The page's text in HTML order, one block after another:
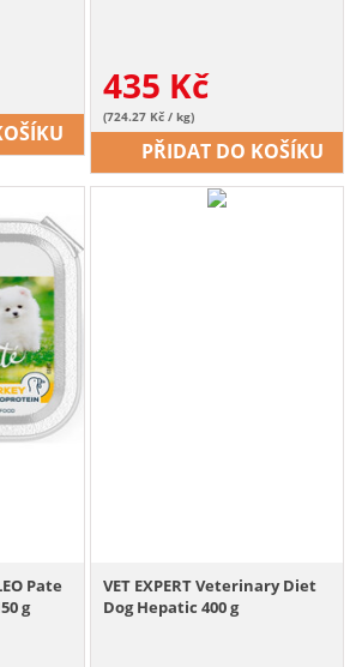
435 Kč
(724.27 Kč / kg)
PŘIDAT DO KOŠÍKU
Pate
g
VET EXPERT Veterinary Diet
Dog Hepatic 400 g